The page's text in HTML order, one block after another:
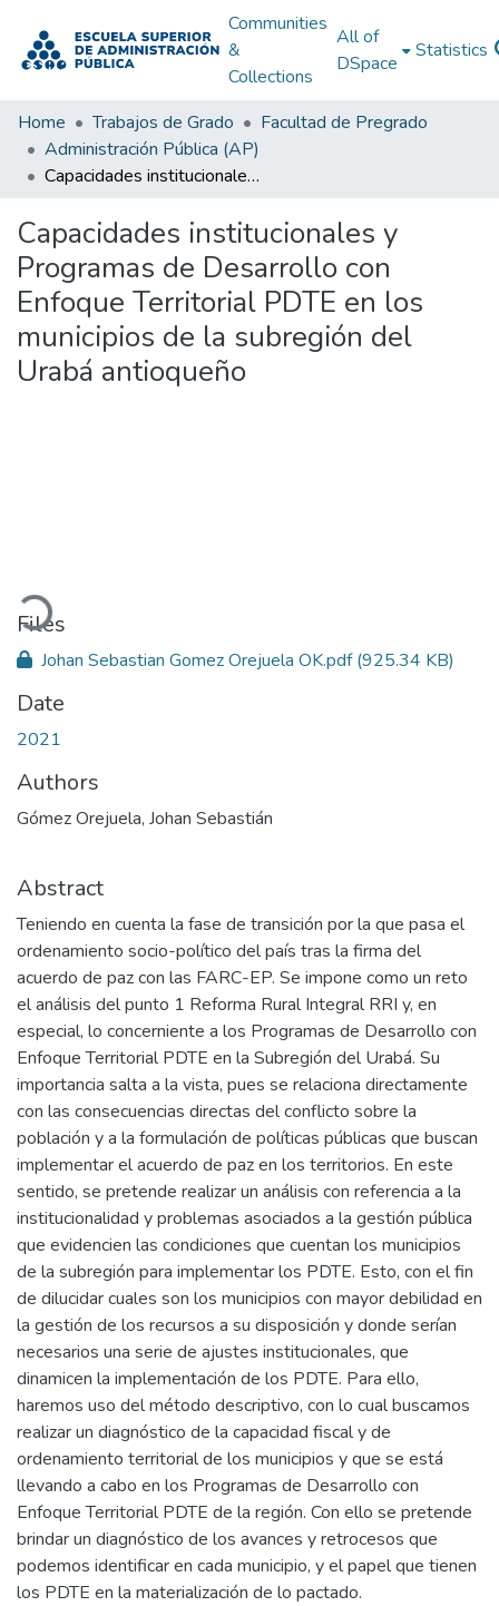
Communities
&
Collections
All of
DSpace
Statistics
Home Trabajos de Grado
Facultad de Pregrado
Administración Pública (AP)
Capacidades institucionales y Programas de Desarrollo con Enfoque Territorial PDTE en los municipios de la subregión del Urabá antioqueño
Capacidades institucionales y
Programas de Desarrollo con
Enfoque Territorial PDTE en los
municipios de la subregión del
Urabá antioqueño
Loading...
Files
Johan Sebastian Gomez Orejuela OK.pdf(925.34 KB)
Date
2021
Authors
Gómez Orejuela, Johan Sebastián
Abstract
Teniendo en cuenta la fase de transición por la que pasa el
ordenamiento socio-político del país tras la firma del
acuerdo de paz con las FARC-EP. Se impone como un reto
el análisis del punto 1 Reforma Rural Integral RRI y, en
especial, lo concerniente a los Programas de Desarrollo con
Enfoque Territorial PDTE en la Subregión del Urabá. Su
importancia salta a la vista, pues se relaciona directamente
con las consecuencias directas del conflicto sobre la
población y a la formulación de políticas públicas que buscan
implementar el acuerdo de paz en los territorios. En este
sentido, se pretende realizar un análisis con referencia a la
institucionalidad y problemas asociados a la gestión pública
que evidencien las condiciones que cuentan los municipios
de la subregión para implementar los PDTE. Esto, con el fin
de dilucidar cuales son los municipios con mayor debilidad en
la gestión de los recursos a su disposición y donde serían
necesarios una serie de ajustes institucionales, que
dinamicen la implementación de los PDTE. Para ello,
haremos uso del método descriptivo, con lo cual buscamos
realizar un diagnóstico de la capacidad fiscal y de
ordenamiento territorial de los municipios y que se está
llevando a cabo en los Programas de Desarrollo con
Enfoque Territorial PDTE de la región. Con ello se pretende
brindar un diagnóstico de los avances y retrocesos que
podemos identificar en cada municipio, y el papel que tienen
los PDTE en la materialización de lo pactado.